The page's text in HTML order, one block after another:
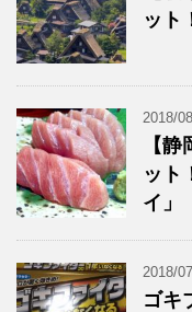
ット
2018/
【
ット
イ」
2018/
ゴキ